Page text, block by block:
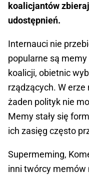
koalicjantów
udostępnień.
Internauci nie
popularne są
koalicji, obietnic
rządzących. W
żaden polityk nie
Memy stały się
ich zasięg często
Supermeming,
inni twórcy memów